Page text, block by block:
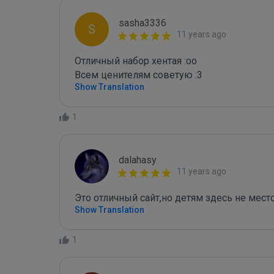
S sasha3336
11 years ago
Отличный набор хентая :оо
Всем ценителям советую :3
Show Translation
1
dalahasy
11 years ago
Это отличный сайт,но детям здесь не
Show Translation
1